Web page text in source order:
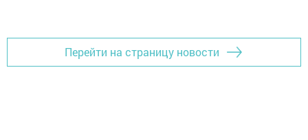
Перейти на страницу новости